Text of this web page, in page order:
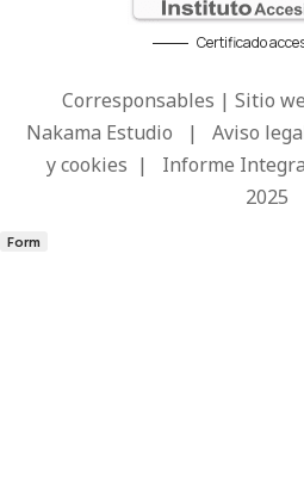
Certificado
Corresponsables | Sitio
Nakama Estudio | Aviso
y cookies | Informe
2025
Form